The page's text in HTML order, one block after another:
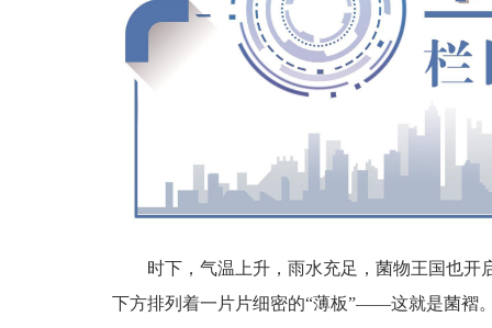
时下，气温上升，雨水充足，菌物王国也
下方排列着一片片细密的“薄板”——这就是菌褶